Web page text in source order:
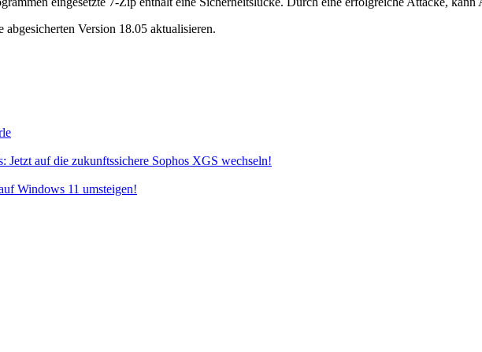
Version 18.05 aktualisieren.
Jetzt auf die zukunftssichere Sophos XGS wechseln!
Windows 11 umsteigen!